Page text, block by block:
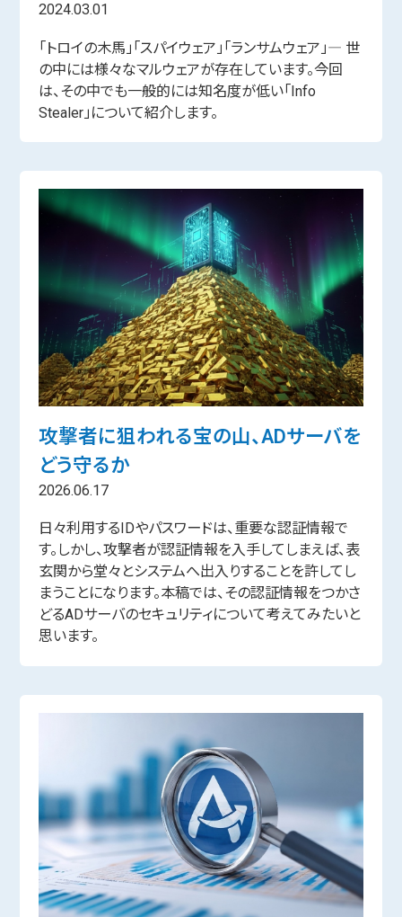
2024.03.01
「トロイの木馬」「スパイウェア」「ランサムウェア」― 世
の中には様々なマルウェアが存在しています。今回
は、その中でも一般的には知名度が低い「Info
Stealer」について紹介します。
攻撃者に狙われる宝の山、ADサーバを
どう守るか
2026.06.17
日々利用するIDやパスワードは、重要な認証情報で
す。しかし、攻撃者が認証情報を入手してしまえば、表
玄関から堂々とシステムへ出入りすることを許してし
まうことになります。本稿では、その認証情報をつかさ
どるADサーバのセキュリティについて考えてみたいと
思います。